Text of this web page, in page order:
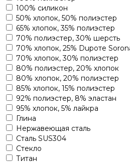
100% силикон
50% хлопок, 50% полиэстер
65% хлопок, 35% полиэстер
70% полиэстер, 30% шерсть
70% хлопок, 25% Dupoте
70% хлопок, 30% полиэстер
80% полиэстер, 20% хлопок
80% хлопок, 20% полиэстер
85% хлопок, 15% полиэстер
92% полиэстер, 8% эластан
95% хлопок, 5% лайкра
Глина
Нержавеющая сталь
Сталь SUS304
Стекло
Титан